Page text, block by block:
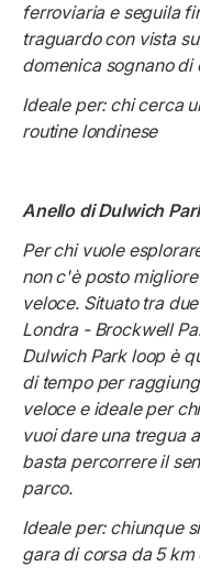
ferroviaria e seguila
traguardo con vista
domenica sognano di
Ideale per: chi cerca
routine londinese
Anello di Dulwich
Per chi vuole
non c'è posto
veloce. Situato tra
Londra - Brockwell
Dulwich Park loop è
di tempo per
veloce e ideale per
vuoi dare una tregua
basta percorrere il
parco.
Ideale per: chiunque
gara di corsa da 5 km